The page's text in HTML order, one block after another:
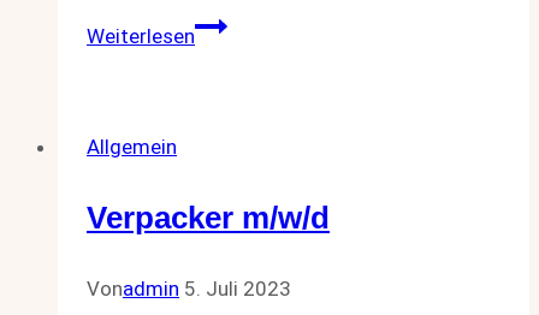
WeiterlesenVerpackungshelfer*in
Allgemein
Verpacker m/w/d
Vonadmin 5. Juli 2023